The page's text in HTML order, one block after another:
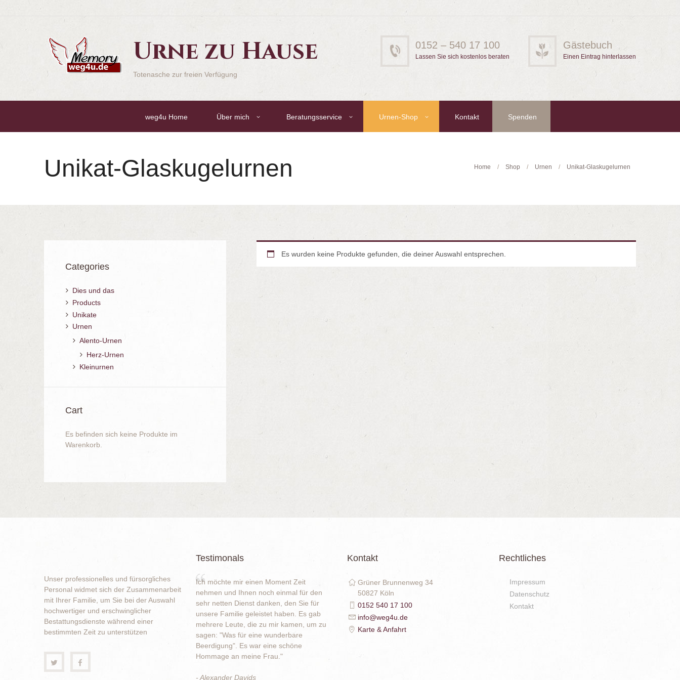
Urne zu Hause
Totenasche zur freien Verfügung
0152 – 540 17 100
Lassen Sie sich kostenlos beraten
Gästebuch
Einen Eintrag hinterlassen
weg4u Home Über mich Beratungsservice Urnen-Shop Kontakt Spenden
Home Shop Urnen Unikat-Glaskugelurnen
Unikat-Glaskugelurnen
Es wurden keine Produkte gefunden, die deiner Auswahl entsprechen.
Categories
Dies und das
Products
Unikate
Urnen
Alento-Urnen
Herz-Urnen
Kleinurnen
Cart
Es befinden sich keine Produkte im
Warenkorb.
Unser professionelles und fürsorgliches
Personal widmet sich der Zusammenarbeit
mit Ihrer Familie, um Sie bei der Auswahl
hochwertiger und erschwinglicher
Bestattungsdienste während einer
bestimmten Zeit zu unterstützen
Testimonals
Ich möchte mir einen Moment Zeit
nehmen und Ihnen noch einmal für den
sehr netten Dienst danken, den Sie für
unsere Familie geleistet haben. Es gab
mehrere Leute, die zu mir kamen, um zu
sagen: "Was für eine wunderbare
Beerdigung". Es war eine schöne
Hommage an meine Frau."
- Alexander Davids
Kontakt
Grüner Brunnenweg 34
50827 Köln
0152 540 17 100
info@weg4u.de
Karte & Anfahrt
Rechtliches
Impressum
Datenschutz
Kontakt